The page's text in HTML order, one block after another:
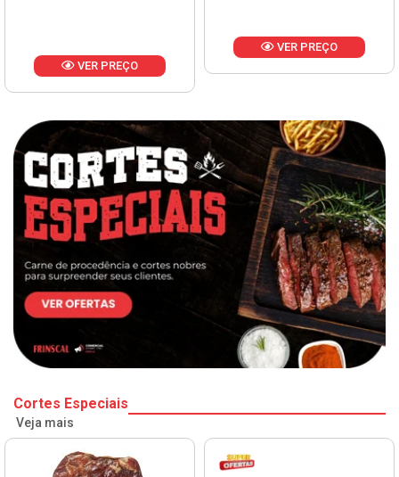
VER PREÇO
VER PREÇO
Cortes Especiais
Veja mais